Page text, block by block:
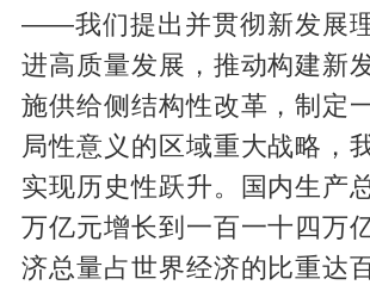
——我们提出并贯彻新发展
进高质量发展，推动构建新
施供给侧结构性改革，制定
局性意义的区域重大战略，
实现历史性跃升。国内生产
万亿元增长到一百一十四万
济总量占世界经济的比重达